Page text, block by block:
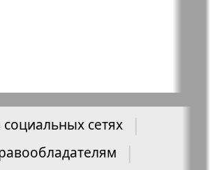
Русское слово
сетях